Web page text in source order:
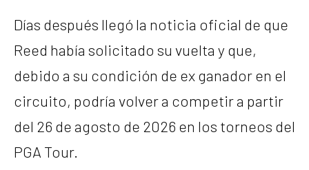
Días después llegó la noticia oficial de que
Reed había solicitado su vuelta y que,
debido a su condición de ex ganador en el
circuito, podría volver a competir a partir
del 26 de agosto de 2026 en los torneos del
PGA Tour.